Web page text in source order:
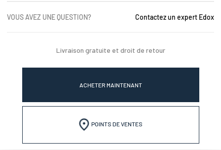
VOUS AVEZ UNE QUESTION? Contactez un expert Edox
Livraison gratuite et droit de retour
ACHETER MAINTENANT
POINTS DE VENTES